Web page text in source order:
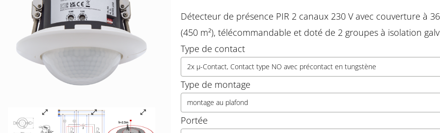
Détecteur de présence PIR 2 canaux 230 V avec couverture à
(450 m²), télécommandable et doté de 2 groupes à isolation
Type de contact
2x µ-Contact, Contact type NO avec précontact en tungstène
Type de montage
montage au plafond
Portée